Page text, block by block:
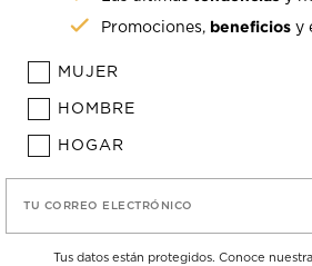
Promociones, beneficios y
MUJER
HOMBRE
HOGAR
TU CORREO ELECTRÓNICO
Tus datos están protegidos. Conoce nuestra